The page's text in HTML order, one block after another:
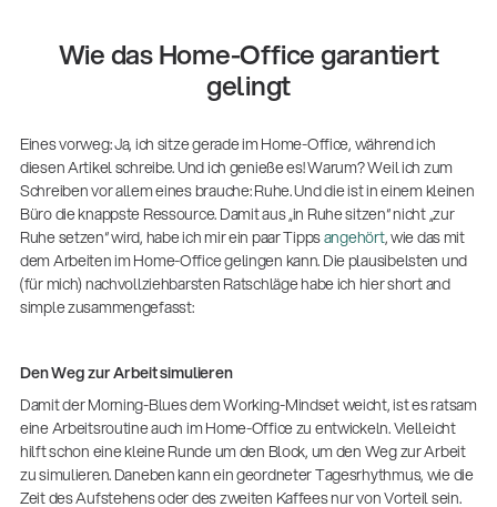
Mit dabei, wenn Fußballgeschichte
geschrieben wird: Mikrofonieren am
Spielfeldrand
Produkte| 19.06.2026
Wie das Home-Office garantiert
gelingt
Eines vorweg: Ja, ich sitze gerade im Home-Office, während ich
diesen Artikel schreibe. Und ich genieße es! Warum? Weil ich zum
Schreiben vor allem eines brauche: Ruhe. Und die ist in einem kleinen
Büro die knappste Ressource. Damit aus „in Ruhe sitzen“ nicht „zur
Ruhe setzen“ wird, habe ich mir ein paar Tippsangehört, wie das mit
dem Arbeiten im Home-Office gelingen kann. Die plausibelsten und
(für mich) nachvollziehbarsten Ratschläge habe ich hier short and
simple zusammengefasst:
Den Weg zur Arbeit simulieren
Damit der Morning-Blues dem Working-Mindset weicht, ist es ratsam
eine Arbeitsroutine auch im Home-Office zu entwickeln. Vielleicht
hilft schon eine kleine Runde um den Block, um den Weg zur Arbeit
zu simulieren. Daneben kann ein geordneter Tagesrhythmus, wie die
Zeit des Aufstehens oder des zweiten Kaffees nur von Vorteil sein.